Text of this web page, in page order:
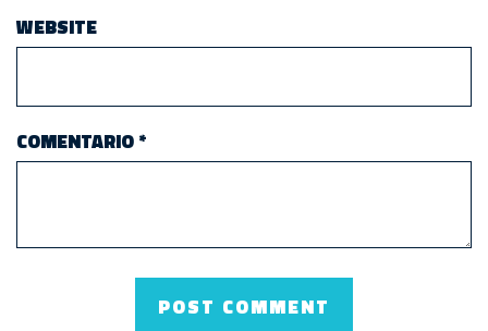
WEBSITE
COMENTARIO*